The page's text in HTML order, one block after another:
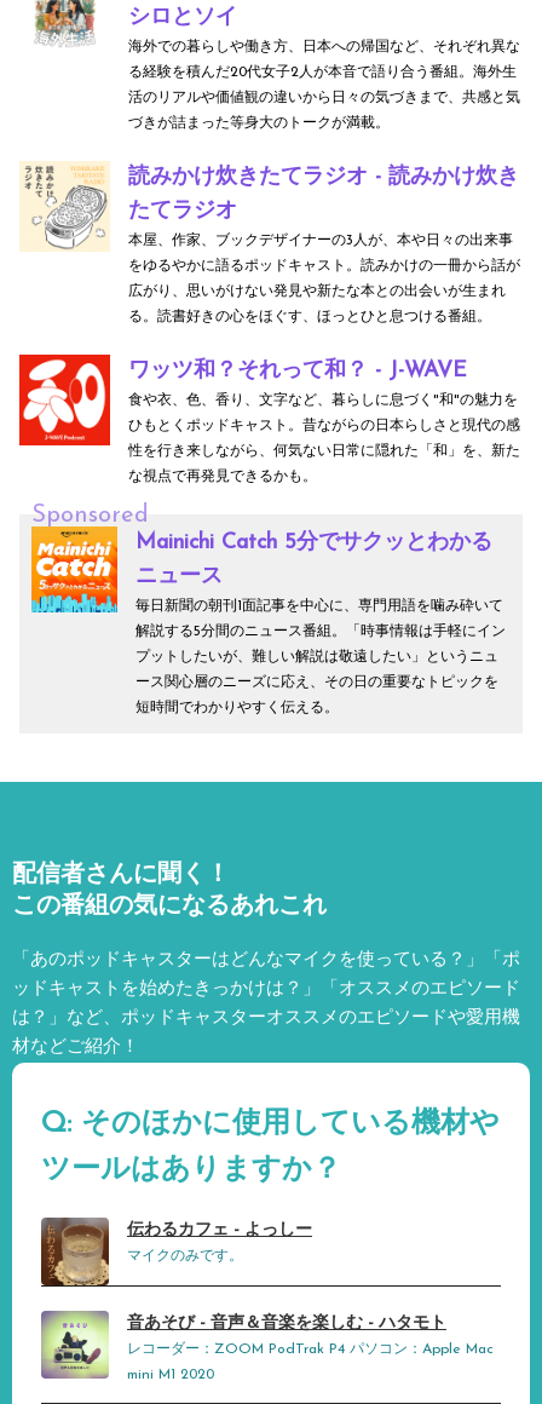
シロとソイ
海外での暮らしや働き方、日本への帰国など、それぞれ異な
る経験を積んだ20代女子2人が本音で語り合う番組。海外生
活のリアルや価値観の違いから日々の気づきまで、共感と気
づきが詰まった等身大のトークが満載。
読みかけ炊きたてラジオ - 読みかけ炊き
たてラジオ
本屋、作家、ブックデザイナーの3人が、本や日々の出来事
をゆるやかに語るポッドキャスト。読みかけの一冊から話が
広がり、思いがけない発見や新たな本との出会いが生まれ
る。読書好きの心をほぐす、ほっとひと息つける番組。
ワッツ和？それって和？ - J-WAVE
食や衣、色、香り、文字など、暮らしに息づく"和"の魅力を
ひもとくポッドキャスト。昔ながらの日本らしさと現代の感
性を行き来しながら、何気ない日常に隠れた「和」を、新た
な視点で再発見できるかも。
Sponsored
Mainichi Catch 5分でサクッとわかる
ニュース
毎日新聞の朝刊1面記事を中心に、専門用語を噛み砕いて
解説する5分間のニュース番組。「時事情報は手軽にイン
プットしたいが、難しい解説は敬遠したい」というニュ
ース関心層のニーズに応え、その日の重要なトピックを
短時間でわかりやすく伝える。
配信者さんに聞く！
この番組の気になるあれこれ
「あのポッドキャスターはどんなマイクを使っている？」「ポ
ッドキャストを始めたきっかけは？」「オススメのエピソード
は？」など、 ポッドキャスターオススメのエピソードや愛用機
材などご紹介！
Q: そのほかに使用している機材や
ツールはありますか？
伝わるカフェ - よっしー
マイクのみです。
音あそび - 音声＆音楽を楽しむ - ハタモト
レコーダー：ZOOM PodTrak P4 パソコン：Apple Mac
mini M1 2020